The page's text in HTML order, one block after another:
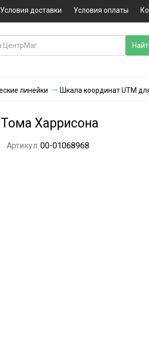
Условия доставки Условия оплаты
линейки Шкала координат UTM
Харрисона
Артикул: 00-01068968